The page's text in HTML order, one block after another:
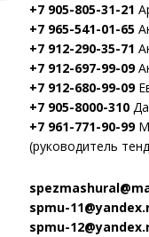
+7 905-805-31-21
+7 965-541-01-65
+7 912-290-35-71
+7 912-697-99-09
+7 912-680-99-09
+7 905-8000-310
+7 961-771-90-99
(руководитель
spmu-
spmu-